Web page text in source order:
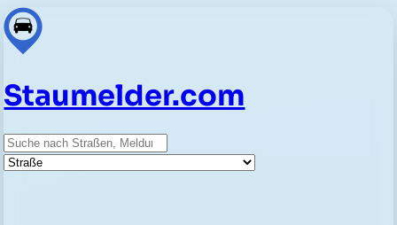
Staumelder.com
Suche
Straße